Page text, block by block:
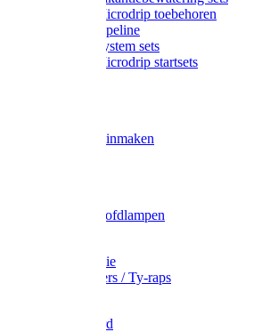
Gardena Microdrip toebehoren
Gardena Pipeline
Gardena System sets
Gardena Microdrip startsets
Wecken & inmaken
Zak- & Hoofdlampen
Tape en folie
Kabelbinders / Ty-raps
Metselkoord